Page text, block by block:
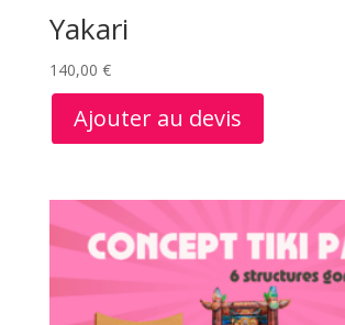
Yakari
140,00 €
Ajouter au devis